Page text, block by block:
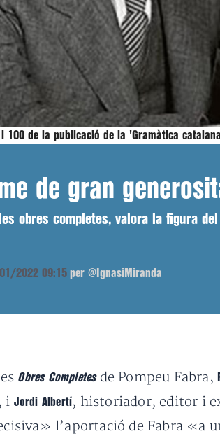
100 de la publicació de la 'Gramàtica
de gran
obres completes, valora la figura
2022 09:15 per @IgnasiMiranda
Obres Completes de Pompeu Fabra,
i Jordi Albertí, historiador, editor i
l’aportació de Fabra «a